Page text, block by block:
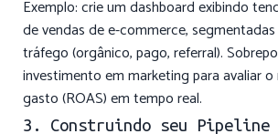
Exemplo: crie um dashboard exibindo
de vendas de e-commerce,
tráfego (orgânico, pago, referral).
investimento em marketing para avaliar
gasto (ROAS) em tempo real.
3. Construindo seu Pipeline